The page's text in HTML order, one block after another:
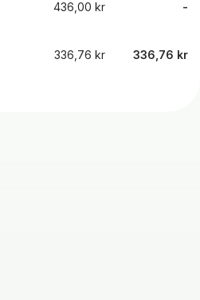
436,00 kr -
336,76 kr 336,76 kr